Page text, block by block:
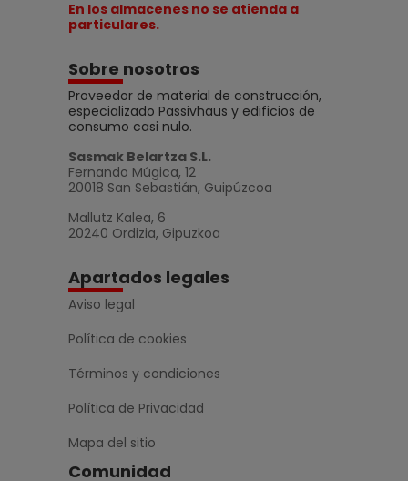
En los almacenes no se atienda a
particulares.
Sobre nosotros
Proveedor de material de construcción,
especializado Passivhaus y edificios de
consumo casi nulo.
Sasmak Belartza S.L.
Fernando Múgica, 12
20018 San Sebastián, Guipúzcoa
Mallutz Kalea, 6
20240 Ordizia, Gipuzkoa
Apartados legales
Aviso legal
Política de cookies
Términos y condiciones
Política de Privacidad
Mapa del sitio
Comunidad